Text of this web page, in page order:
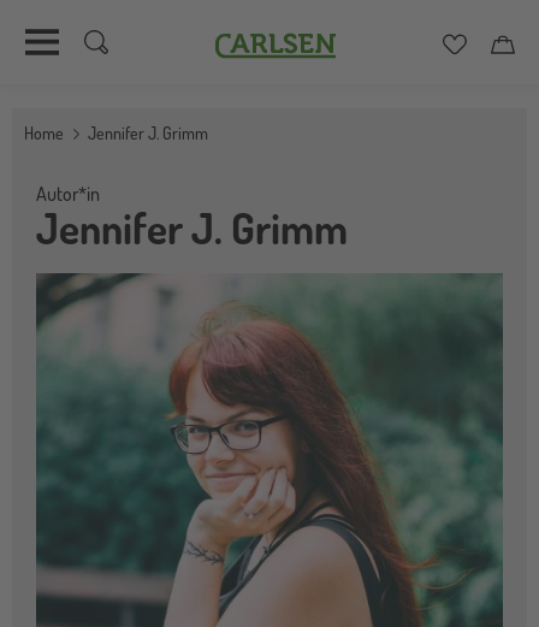
zum
Carlsen
Home Jennifer J. Grimm
Jennifer J. Grimm
Autor*in